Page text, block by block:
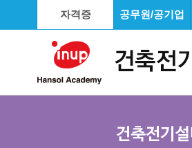
자격증 공무원/공기업